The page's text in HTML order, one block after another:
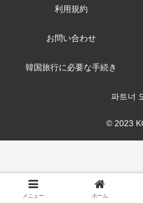
利用規約
お問い合わせ
韓国旅行に必要な手続き
파트너
© 2023
メニュー ホーム